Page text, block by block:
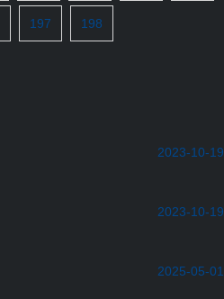
197 198
2023-10-19
2023-10-19
2025-05-01